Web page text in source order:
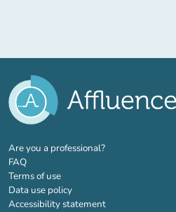
Are you a professional?(new tab)
FAQ
Terms of use
Data use policy
Accessibility statement